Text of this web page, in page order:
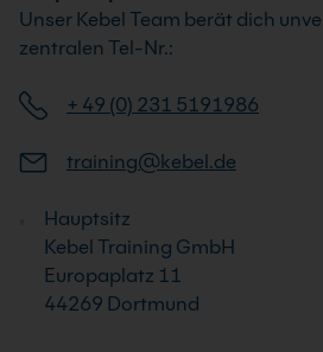
Unser Kebel Team berät dich
zentralen Tel-Nr.:
+ 49 (0) 231 5191986
training@kebel.de
Hauptsitz
Kebel Training GmbH
Europaplatz 11
44269 Dortmund